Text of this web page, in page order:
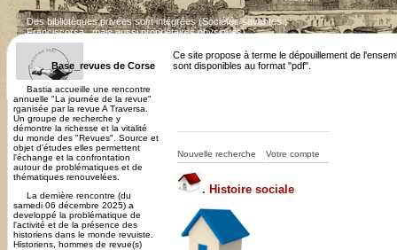
Ce site propose à terme le dépouillement de
sont disponibles au format "pdf".
Des bibliotèques privées sont intégrées (Sociétés savantes ;
Franciscorsa...mais aussi propriétaires physiques)
Nouvelle recherche Votre compte
. Histoire sociale
Base_revues de Corse
Bastia accueille une rencontre
annuelle "La journée de la revue"
rganisée par la revue A Traversa.
Un groupe de recherche y
démontre la richesse et la vitalité
du monde des "Revues". Source et
objet d'études elles permettent
l'échange et la confrontation
autour de problématiques et de
thématiques renouvelées.
La dernière rencontre (du
samedi 06 décembre 2025) a
developpé la problématique de
l'activité et de la présence des
historiens dans le monde revuiste.
Historiens, hommes de revue(s)